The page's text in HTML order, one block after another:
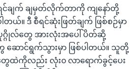
င်ချက် ချမှတ်လိုက်တာကို ကျနော်တို့
တယ်။ ဒီ စီရင်ဆုံးဖြတ်ချက် ဖြစ်စဉ်မှာ
ဂိုလ်တွေ အားလုံးအပေါ် ပိတ်ဆို့
ောင်ရွက်သွားမှာ ဖြစ်ပါတယ်။ သူတို့
တွေထဲကိုလည်း လုံး၀ လာရောက်ခွင့်ပေး